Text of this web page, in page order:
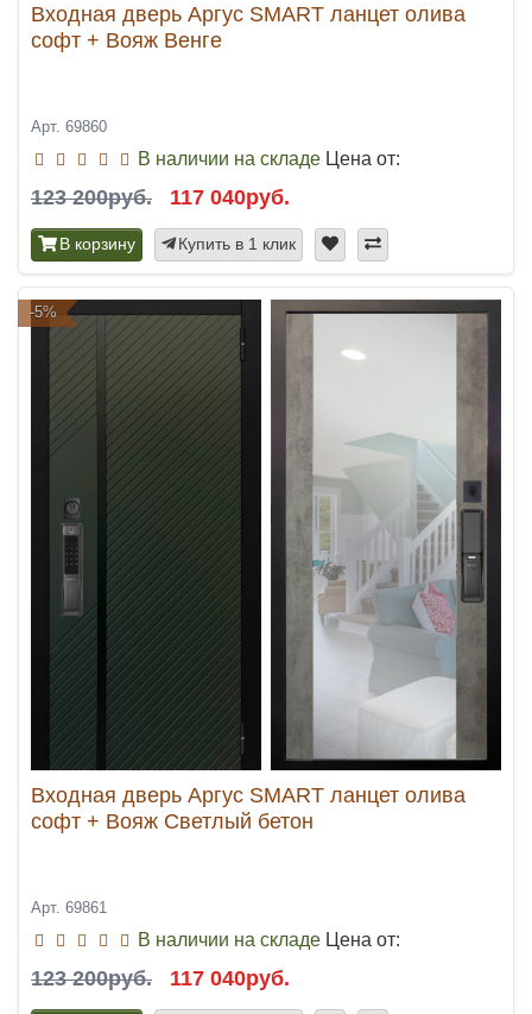
Входная дверь Аргус SMART ланцет олива
софт + Вояж Венге
Арт. 69860
В наличии на складе Цена от:
123 200руб. 117 040руб.
В корзину Купить в 1 клик
-5%
Входная дверь Аргус SMART ланцет олива
софт + Вояж Светлый бетон
Арт. 69861
В наличии на складе Цена от:
123 200руб. 117 040руб.